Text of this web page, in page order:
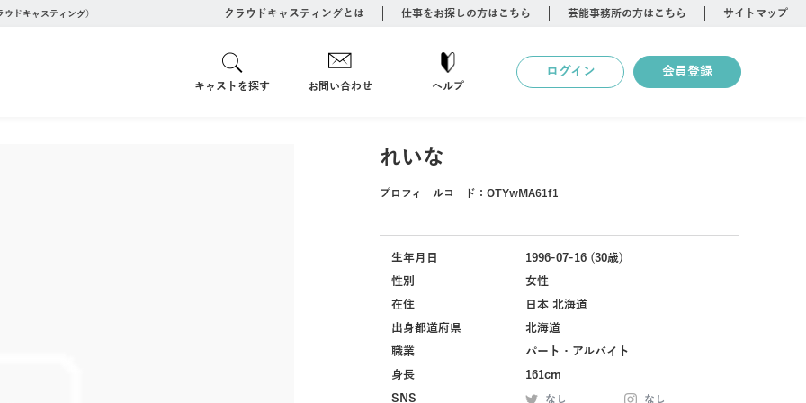
ドキャスティング） クラウドキャスティングとは 仕事をお探しの方はこちら 芸能事務所の方はこちら サイトマップ
キャストを探す お問い合わせ ヘルプ
ログイン 会員登録
れいな
プロフィールコード： OTYwMA61f1
生年月日
1996-07-16 (30歳)
性別
女性
在住
日本 北海道
出身都道府県
北海道
職業
パート・アルバイト
身長
161cm
SNS
なし なし